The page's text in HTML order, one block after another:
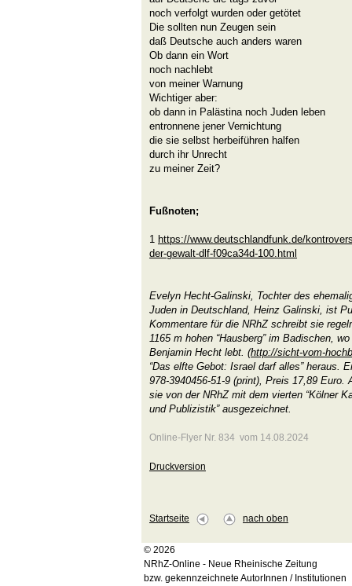
noch verfolgt wurden oder getötet
Die sollten nun Zeugen sein
daß Deutsche auch anders waren
Ob dann ein Wort
noch nachlebt
von meiner Warnung
Wichtiger aber:
ob dann in Palästina noch Juden leben
entronnene jener Vernichtung
die sie selbst herbeiführen halfen
durch ihr Unrecht
zu meiner Zeit?
Fußnoten;
1 https://www.deutschlandfunk.de/
der-gewalt-dlf-f09ca34d-100.html
Evelyn Hecht-Galinski, Tochter des
Juden in Deutschland, Heinz Galinski, ist
Kommentare für die NRhZ schreibt sie
1165 m hohen “Hausberg” im Badischen,
Benjamin Hecht lebt. (http://sicht-vom-
“Das elfte Gebot: Israel darf alles” heraus.
978-3940456-51-9 (print), Preis 17,89 Euro.
sie von der NRhZ mit dem vierten “Kölner
und Publizistik” ausgezeichnet.
Online-Flyer Nr. 834 vom 14.08.2024
Druckversion
Startseite nach oben
© 2026
NRhZ-Online - Neue Rheinische Zeitung
bzw. gekennzeichnete AutorInnen / Institutionen